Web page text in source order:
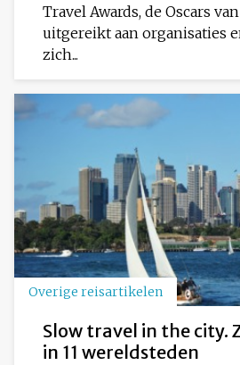
Travel Awards, de Oscars
uitgereikt aan organisaties
zich...
Overige reisartikelen
Slow travel in the city.
in 11 wereldsteden